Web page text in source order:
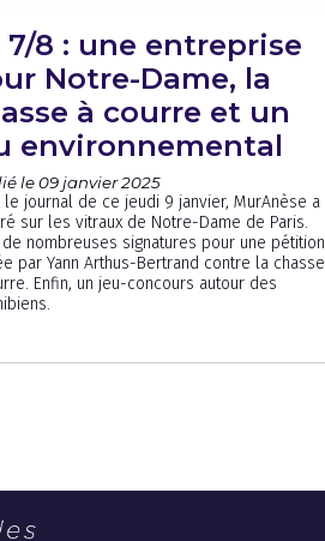
7/8 : une entreprise
Notre-Dame, la
à courre et un
environnemental
le 09 janvier 2025
le journal de ce jeudi 9 janvier, MurAnèse a
sur les vitraux de Notre-Dame de Paris.
de nombreuses signatures pour une pétition
par Yann Arthus-Bertrand contre la chasse
Enfin, un jeu-concours autour des